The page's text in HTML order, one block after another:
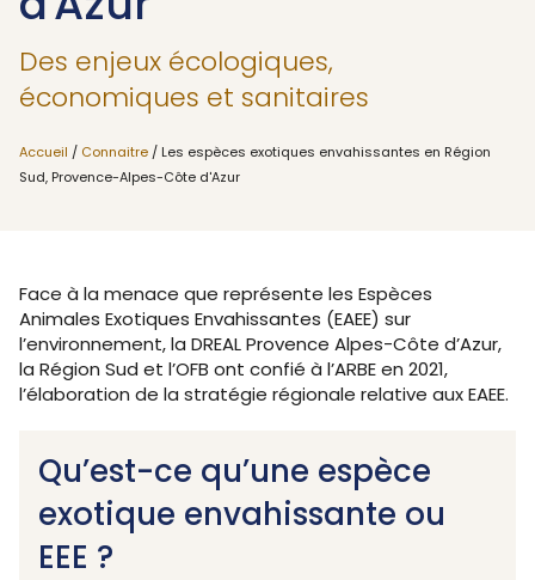
Des enjeux écologiques,
économiques et sanitaires
Accueil / Connaitre / Les espèces exotiques envahissantes en Région
Sud, Provence-Alpes-Côte d'Azur
Face à la menace que représente les Espèces
Animales Exotiques Envahissantes (EAEE) sur
l’environnement, la DREAL Provence Alpes-Côte d’Azur,
la Région Sud et l’OFB ont confié à l’ARBE en 2021,
l’élaboration de la stratégie régionale relative aux EAEE.
Qu’est-ce qu’une espèce
exotique envahissante ou
EEE ?